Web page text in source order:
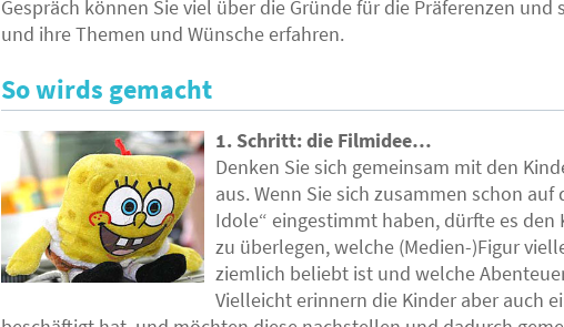
Gespräch können Sie viel über die Gründe für die Präferenzen
und ihre Themen und Wünsche erfahren.
So wirds gemacht
1. Schritt: die Filmidee…
Denken Sie sich gemeinsam mit den
aus. Wenn Sie sich zusammen schon
Idole“ eingestimmt haben, dürfte es
zu überlegen, welche (Medien-)Figur
ziemlich beliebt ist und welche
Vielleicht erinnern die Kinder aber auch